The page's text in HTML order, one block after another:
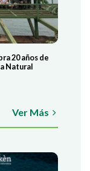
20 años de
Natural
Ver Más